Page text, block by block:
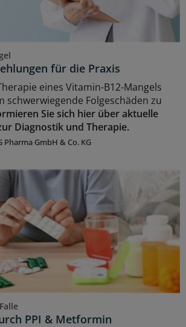
für die Praxis
eines Vitamin-B12-Mangels
schwerwiegende Folgeschäden zu
Sie sich hier über aktuelle
Diagnostik und Therapie.
Pharma GmbH & Co. KG
PPI & Metformin